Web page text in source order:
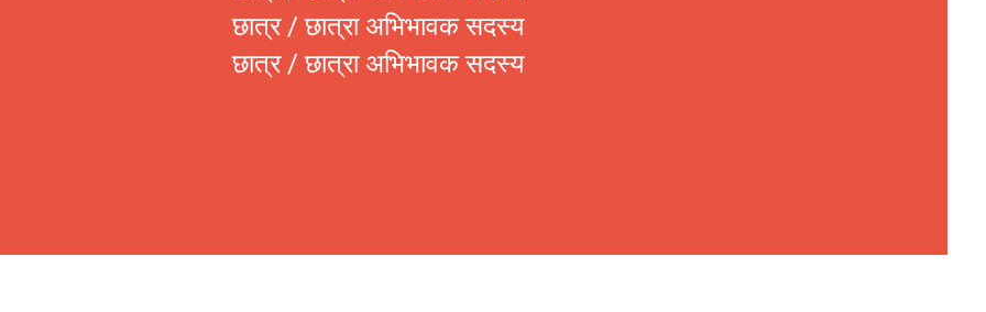
छात्र / छात्रा अभिभावक सदस्य
छात्र / छात्रा अभिभावक सदस्य